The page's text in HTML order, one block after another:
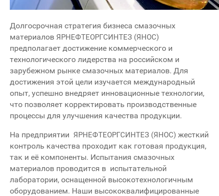
Долгосрочная стратегия бизнеса смазочных
материалов ЯРНЕФТЕОРГСИНТЕЗ (ЯНОС)
предполагает достижение коммерческого и
технологического лидерства на российском и
зарубежном рынке смазочных материалов. Для
достижения этой цели изучается международный
опыт, успешно внедряет инновационные технологии,
что позволяет корректировать производственные
процессы для улучшения качества продукции.
На предприятии ЯРНЕФТЕОРГСИНТЕЗ (ЯНОС) жесткий
контроль качества проходит как готовая продукция,
так и её компоненты. Испытания смазочных
материалов проводится в испытательной
лаборатории, оснащенной высокотехнологичным
оборудованием. Наши высококвалифицированные